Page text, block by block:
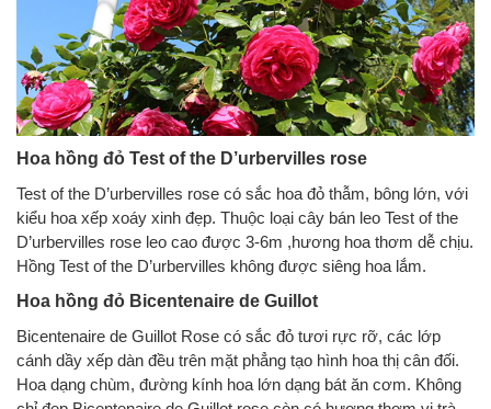
Hoa hồng đỏ Test of the D’urbervilles rose
Test of the D’urbervilles rose có sắc hoa đỏ thẫm, bông lớn, với
kiểu hoa xếp xoáy xinh đẹp. Thuộc loại cây bán leo Test of the
D’urbervilles rose leo cao được 3-6m ,hương hoa thơm dễ chịu.
Hồng Test of the D’urbervilles không được siêng hoa lắm.
Hoa hồng đỏ Bicentenaire de Guillot
Bicentenaire de Guillot Rose có sắc đỏ tươi rực rỡ, các lớp
cánh dầy xếp dàn đều trên mặt phẳng tạo hình hoa thị cân đối.
Hoa dạng chùm, đường kính hoa lớn dạng bát ăn cơm. Không